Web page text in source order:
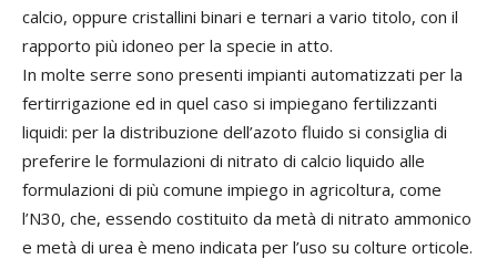
calcio, oppure cristallini binari e ternari a vario titolo, con il
rapporto più idoneo per la specie in atto.
In molte serre sono presenti impianti automatizzati per la
fertirrigazione ed in quel caso si impiegano fertilizzanti
liquidi: per la distribuzione dell’azoto fluido si consiglia di
preferire le formulazioni di nitrato di calcio liquido alle
formulazioni di più comune impiego in agricoltura, come
l’N30, che, essendo costituito da metà di nitrato ammonico
e metà di urea è meno indicata per l’uso su colture orticole.